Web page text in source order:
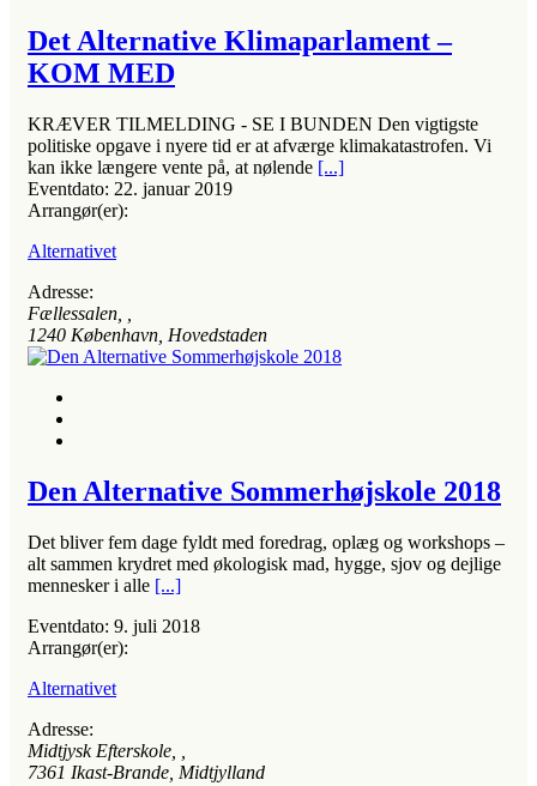
Det Alternative Klimaparlament –
KOM MED
KRÆVER TILMELDING - SE I BUNDEN Den vigtigste
politiske opgave i nyere tid er at afværge klimakatastrofen. Vi
kan ikke længere vente på, at nølende [...]
Eventdato: 22. januar 2019
Arrangør(er):
Alternativet
Adresse:
Fællessalen
1240 København, Hovedstaden
Den Alternative Sommerhøjskole 2018
Det bliver fem dage fyldt med foredrag, oplæg og workshops –
alt sammen krydret med økologisk mad, hygge, sjov og dejlige
mennesker i alle [...]
Eventdato: 9. juli 2018
Arrangør(er):
Alternativet
Adresse:
Midtjysk Efterskole
7361 Ikast-Brande, Midtjylland